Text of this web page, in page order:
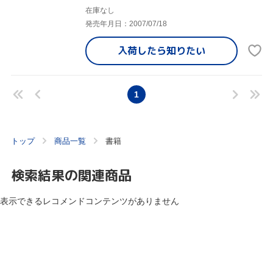
在庫なし
発売年月日：2007/07/18
入荷したら知りたい
1
トップ 商品一覧 書籍
検索結果の関連商品
表示できるレコメンドコンテンツがありません